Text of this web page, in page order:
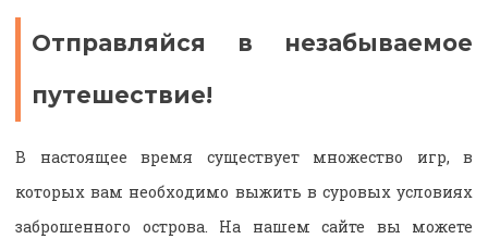
Отправляйся в незабываемое
путешествие!
В настоящее время существует множество игр, в
которых вам необходимо выжить в суровых условиях
заброшенного острова. На нашем сайте вы можете